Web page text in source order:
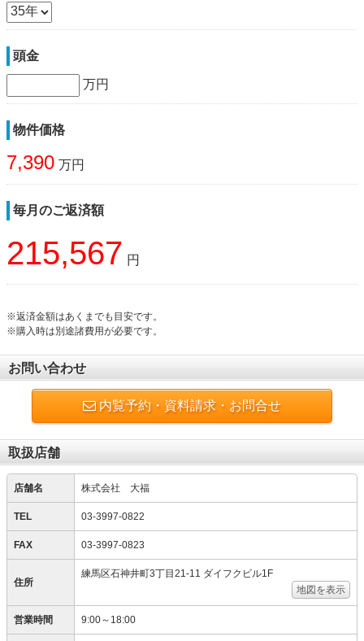
頭金
万円
物件価格
7,390 万円
毎月のご返済額
215,567 円
※返済金額はあくまでも目安です。
※購入時は別途諸費用が必要です。
お問い合わせ
内覧予約・資料請求・お問合せ
取扱店舗
店舗名 株式会社 大福
TEL 03-3997-0822
FAX 03-3997-0823
住所
練馬区石神井町3丁目21-11 ダイフクビル1F
地図を表示
営業時間 9:00～18:00